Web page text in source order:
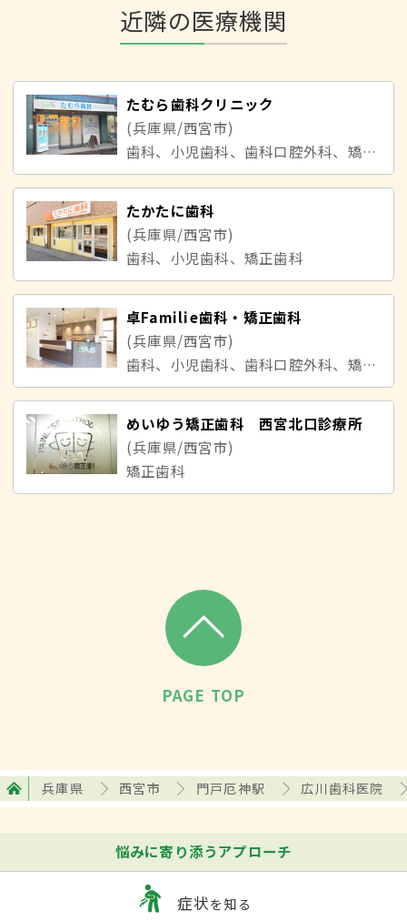
近隣の医療機関
たむら歯科クリニック
(兵庫県/西宮市)
歯科、小児歯科、歯科口腔外科、矯正歯科
たかたに歯科
(兵庫県/西宮市)
歯科、小児歯科、矯正歯科
卓Familie歯科・矯正歯科
(兵庫県/西宮市)
歯科、小児歯科、歯科口腔外科、矯正歯科
めいゆう矯正歯科 西宮北口診療所
(兵庫県/西宮市)
矯正歯科
PAGE TOP
兵庫県 西宮市 門戸厄神駅 広川歯科医院
悩みに寄り添うアプローチ
症状を知る